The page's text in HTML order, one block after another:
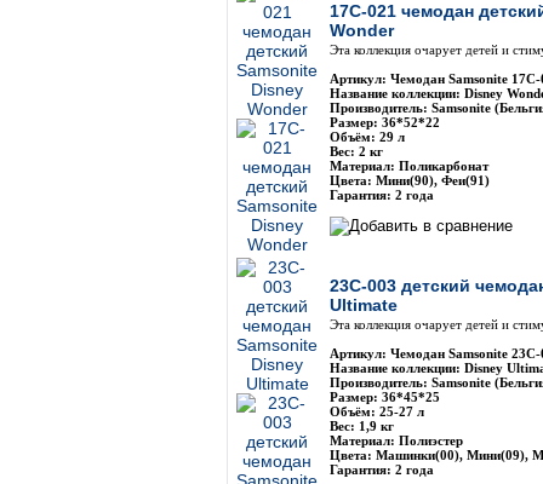
17C-021 чемодан
Wonder
Эта коллекция очарует детей и
Артикул: Чемодан Samsonite 17C-
Название коллекции: Disney
Производитель: Samsonite
Размер: 36*52*22
Объём: 29 л
Вес: 2 кг
Материал: Поликарбонат
Цвета: Мини(90), Феи(91)
Гарантия: 2 года
23C-003 детский
Ultimate
Эта коллекция очарует детей и
Артикул: Чемодан Samsonite 23C-
Название коллекции: Disney
Производитель: Samsonite
Размер: 36*45*25
Объём: 25-27 л
Вес: 1,9 кг
Материал: Полиэстер
Цвета: Машинки(00), Мини(09),
Гарантия: 2 года